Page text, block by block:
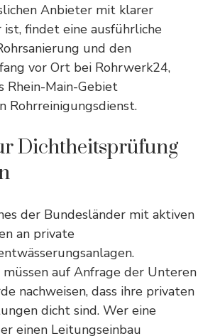
Anbieter mit klarer
findet eine ausführliche
und den
vor Ort bei Rohrwerk24,
Rhein-Main-Gebiet
Rohrreinigungsdienst.
Dichtheitsprüfung
der Bundesländer mit aktiven
an private
müssen auf Anfrage der Unteren
nachweisen, dass ihre privaten
dicht sind. Wer eine
einen Leitungseinbau